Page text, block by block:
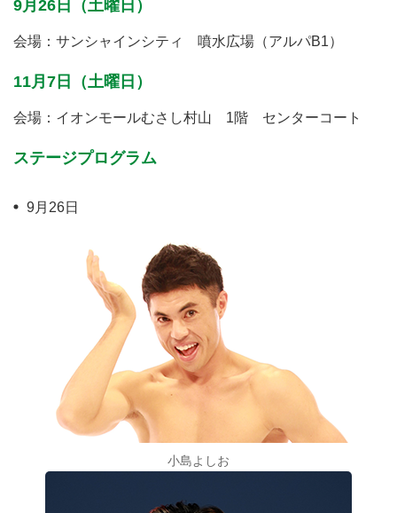
9月26日（土曜日）
会場：サンシャインシティ 噴水広場（アルパB1）
11月7日（土曜日）
会場：イオンモールむさし村山 1階 センターコート
ステージプログラム
9月26日
小島よしお